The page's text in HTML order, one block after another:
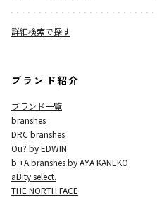
詳細検索で探す
ブランド紹介
ブランド一覧
branshes
DRC branshes
Ou? by EDWIN
b.+A branshes by AYA KANEKO
aBity select.
THE NORTH FACE